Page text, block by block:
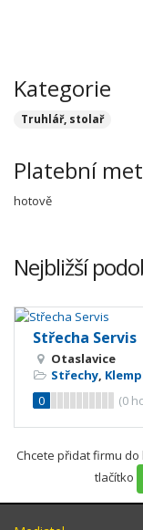
Kategorie
Truhlář, stolař
Platební
hotově
Nejbližší
Střecha Servis
Otaslavice
Střechy,
0
(0
Chcete přidat firmu do
tlačítko